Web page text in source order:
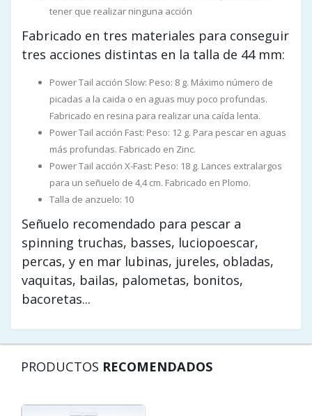
tener que realizar ninguna acción
Fabricado en tres materiales para conseguir
tres acciones distintas en la talla de 44 mm:
Power Tail acción Slow: Peso: 8 g. Máximo número de
picadas a la caida o en aguas muy poco profundas.
Fabricado en resina para realizar una caída lenta.
Power Tail acción Fast: Peso: 12 g. Para pescar en aguas
más profundas. Fabricado en Zinc.
Power Tail acción X-Fast: Peso: 18 g. Lances extralargos
para un señuelo de 4,4 cm. Fabricado en Plomo.
Talla de anzuelo: 10
Señuelo recomendado para pescar a
spinning truchas, basses, luciopoescar,
percas, y en mar lubinas, jureles, obladas,
vaquitas, bailas, palometas, bonitos,
bacoretas...
PRODUCTOS RECOMENDADOS